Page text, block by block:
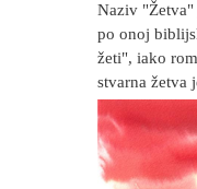
Naziv
po onoj
žeti", iako
stvarna žetva